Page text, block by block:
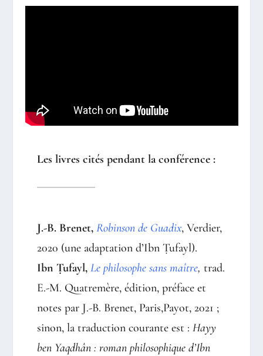
Les livres cités pendant la conférence :
J.-B. Brenet, Robinson de Guadix, Verdier,
2020 (une adaptation d’Ibn Ṭufayl).
Ibn Ṭufayl, Le philosophe sans maître, trad.
E.-M. Quatremère, édition, préface et
notes par J.-B. Brenet, Paris,Payot, 2021 ;
sinon, la traduction courante est : Hayy
ben Yaqdhân : roman philosophique d’Ibn